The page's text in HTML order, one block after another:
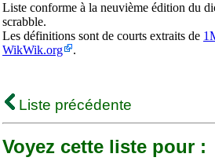
Liste conforme à la neuvième édition du
scrabble.
Les définitions sont de courts extraits de
WikWik.org
.
Liste précédente
Voyez cette liste pour :